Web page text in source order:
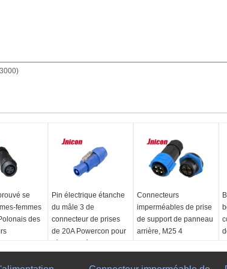
se
femmes
des
Pin électrique étanche
du mâle 3 de
connecteur de prises
de 20A Powercon pour
Connecteurs
imperméables de prise
de support de panneau
arrière, M25 4
XLR